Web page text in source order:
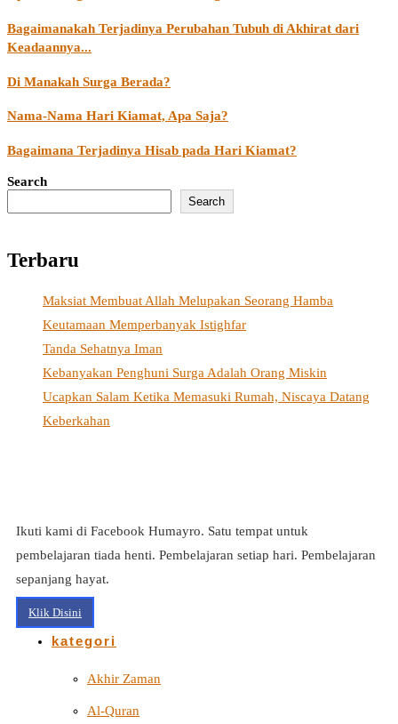
Bagaimanakah Terjadinya Perubahan Tubuh di Akhirat dari
Keadaannya...
Di Manakah Surga Berada?
Nama-Nama Hari Kiamat, Apa Saja?
Bagaimana Terjadinya Hisab pada Hari Kiamat?
Search
Search
Terbaru
Maksiat Membuat Allah Melupakan Seorang Hamba
Keutamaan Memperbanyak Istighfar
Tanda Sehatnya Iman
Kebanyakan Penghuni Surga Adalah Orang Miskin
Ucapkan Salam Ketika Memasuki Rumah, Niscaya Datang
Keberkahan
Ikuti kami di Facebook Humayro. Satu tempat untuk
pembelajaran tiada henti. Pembelajaran setiap hari. Pembelajaran
sepanjang hayat.
Klik Disini
kategori
Akhir Zaman
Al-Quran